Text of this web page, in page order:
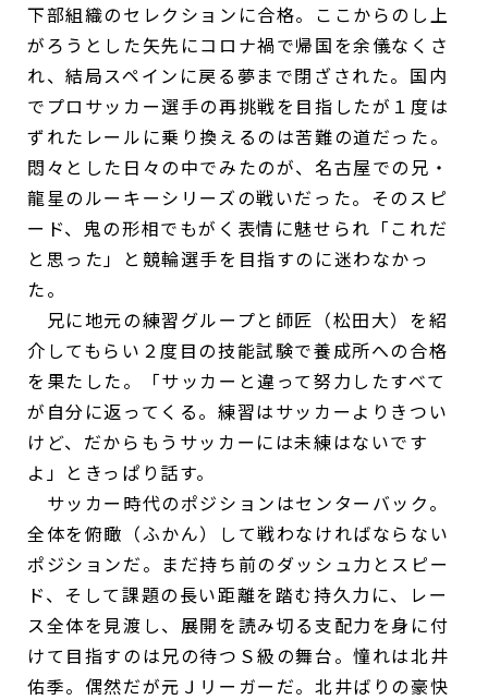
下部組織のセレクションに合格。ここからのし上
がろうとした矢先にコロナ禍で帰国を余儀なくさ
れ、結局スペインに戻る夢まで閉ざされた。国内
でプロサッカー選手の再挑戦を目指したが１度は
ずれたレールに乗り換えるのは苦難の道だった。
悶々とした日々の中でみたのが、名古屋での兄・
龍星のルーキーシリーズの戦いだった。そのスピ
ード、鬼の形相でもがく表情に魅せられ「これだ
と思った」と競輪選手を目指すのに迷わなかっ
た。
兄に地元の練習グループと師匠（松田大）を紹
介してもらい２度目の技能試験で養成所への合格
を果たした。「サッカーと違って努力したすべて
が自分に返ってくる。練習はサッカーよりきつい
けど、だからもうサッカーには未練はないです
よ」ときっぱり話す。
サッカー時代のポジションはセンターバック。
全体を俯瞰（ふかん）して戦わなければならない
ポジションだ。まだ持ち前のダッシュ力とスピー
ド、そして課題の長い距離を踏む持久力に、レー
ス全体を見渡し、展開を読み切る支配力を身に付
けて目指すのは兄の待つＳ級の舞台。憧れは北井
佑季。偶然だが元Ｊリーガーだ。北井ばりの豪快